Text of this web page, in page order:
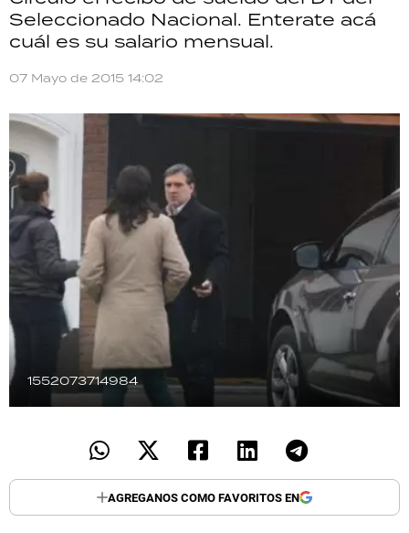
Seleccionado Nacional. Enterate acá
cuál es su salario mensual.
07 Mayo de 2015 14:02
1552073714984
AGREGANOS COMO FAVORITOS EN
ECONOMÍA
GRAN HERMANO
SALUD
DEPORTES
TECNOLOGÍA
RECETAS
PALABRAS
HORÓSCOPO